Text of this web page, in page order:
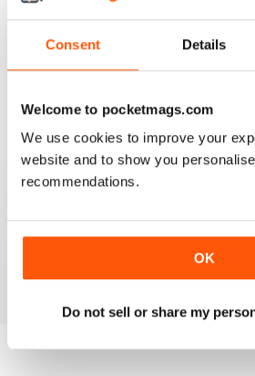
Consent Details
Welcome to pocketmags.com
We use cookies to improve your
website and to show you
recommendations.
OK
Do not sell or share my
THE ARTIST
THE ARTIST